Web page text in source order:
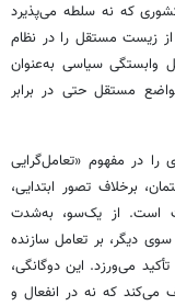
که نه سلطه می‌پذیرد
زیست مستقل را در نظام
وابستگی سیاسی به‌عنوان
مستقل حتی در برابر
را در مفهوم «تعامل‌گرایی
برخلاف تصور ابتدایی،
است. از یک‌سو، به‌شدت
دیگر، بر تعامل سازنده
می‌ورزد. این دوگانگی،
می‌کند که نه در انفعال و